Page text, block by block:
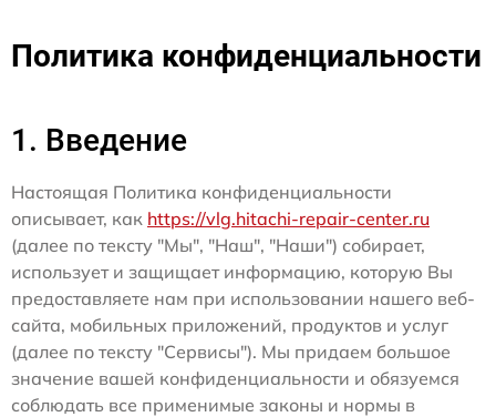
Политика конфиденциальности
1. Введение
Настоящая Политика конфиденциальности
описывает, как https://vlg.hitachi-repair-center.ru
(далее по тексту "Мы", "Наш", "Наши") собирает,
использует и защищает информацию, которую Вы
предоставляете нам при использовании нашего веб-
сайта, мобильных приложений, продуктов и услуг
(далее по тексту "Сервисы"). Мы придаем большое
значение вашей конфиденциальности и обязуемся
соблюдать все применимые законы и нормы в